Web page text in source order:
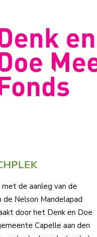
de aanleg van de
de Nelson Mandelapad
door het Denk en Doe
Capelle aan den